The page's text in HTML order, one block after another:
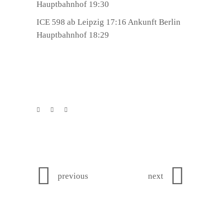
Hauptbahnhof 19:30
ICE 598 ab Leipzig 17:16 Ankunft Berlin
Hauptbahnhof 18:29
previous next